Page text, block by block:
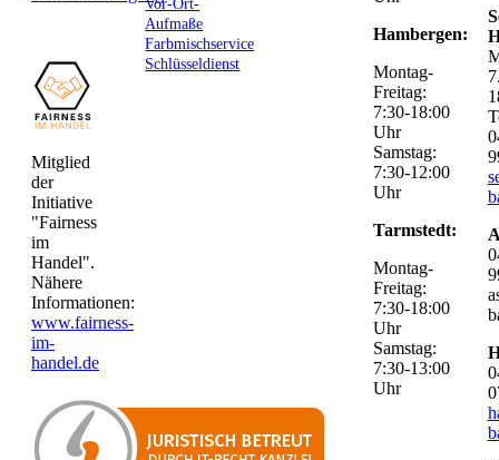
Mitglied
der
Initiative
"Fairness
im
Handel".
Nähere
Informationen:
www.fairness-
im-
handel.de
Vor-Ort-
Aufmaße
Farbmischservice
Schlüsseldienst
Hambergen:
Montag-
Freitag:
7:30-18:00
Uhr
Samstag:
7:30-12:00
Uhr
Tarmstedt:
Montag-
Freitag:
7:30-18:00
Uhr
Samstag:
7:30-13:00
Uhr